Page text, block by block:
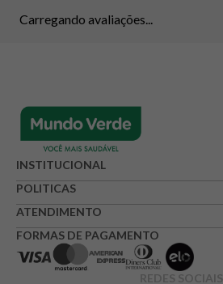
Carregando avaliações...
INSTITUCIONAL
POLITICAS
ATENDIMENTO
FORMAS DE PAGAMENTO
REDES SOCIAIS